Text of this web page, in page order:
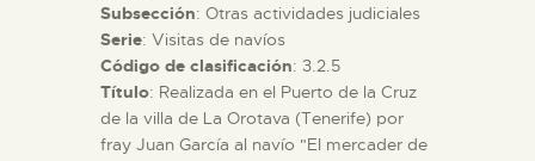
ACTIVIDADES
█
Subsección: Otras actividades judiciales
Serie: Visitas de navíos
Código de clasificación: 3.2.5
Título: Realizada en el Puerto de la Cruz
de la villa de La Orotava (Tenerife) por
fray Juan García al navío "El mercader de